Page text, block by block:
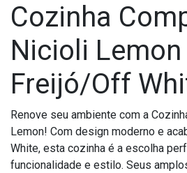
Cozinha
Nicioli Lemon
Freijó/Off
Renove seu ambiente com a
Lemon! Com design moderno e
White, esta cozinha é a escolha
funcionalidade e estilo. Seus